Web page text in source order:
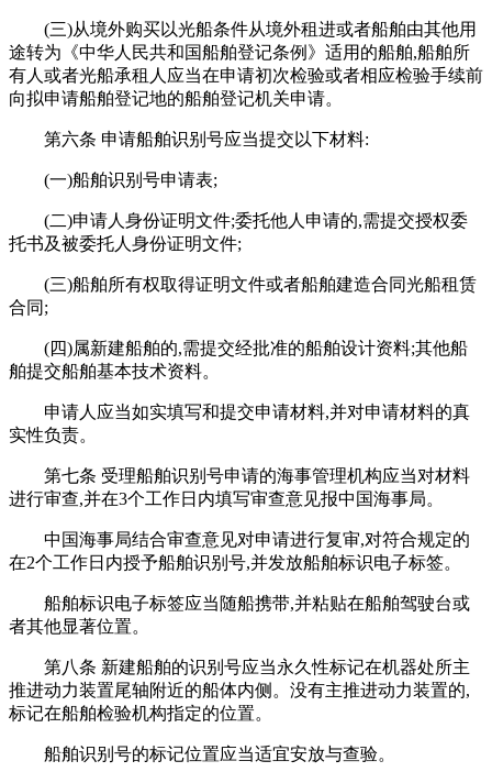
(三)从境外购买以光船条件从境外租进或者船舶由其他用
途转为《中华人民共和国船舶登记条例》适用的船舶,船舶所
有人或者光船承租人应当在申请初次检验或者相应检验手续前
向拟申请船舶登记地的船舶登记机关申请。
第六条 申请船舶识别号应当提交以下材料:
(一)船舶识别号申请表;
(二)申请人身份证明文件;委托他人申请的,需提交授权委
托书及被委托人身份证明文件;
(三)船舶所有权取得证明文件或者船舶建造合同光船租赁
合同;
(四)属新建船舶的,需提交经批准的船舶设计资料;其他船
舶提交船舶基本技术资料。
申请人应当如实填写和提交申请材料,并对申请材料的真
实性负责。
第七条 受理船舶识别号申请的海事管理机构应当对材料
进行审查,并在3个工作日内填写审查意见报中国海事局。
中国海事局结合审查意见对申请进行复审,对符合规定的
在2个工作日内授予船舶识别号,并发放船舶标识电子标签。
船舶标识电子标签应当随船携带,并粘贴在船舶驾驶台或
者其他显著位置。
第八条 新建船舶的识别号应当永久性标记在机器处所主
推进动力装置尾轴附近的船体内侧。没有主推进动力装置的,
标记在船舶检验机构指定的位置。
船舶识别号的标记位置应当适宜安放与查验。